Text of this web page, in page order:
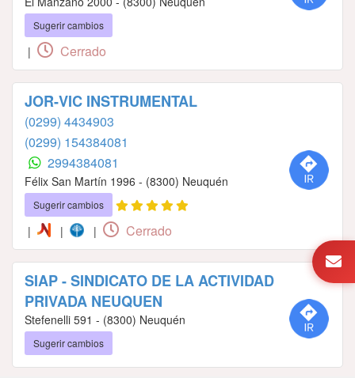
Sugerir cambios
| Cerrado
JOR-VIC INSTRUMENTAL
(0299) 4434903
(0299) 154384081
2994384081
Félix San Martín 1996 - (8300) Neuquén
Sugerir cambios
| | | Cerrado
SIAP - SINDICATO DE LA ACTIVIDAD
PRIVADA NEUQUEN
Stefenelli 591 - (8300) Neuquén
Sugerir cambios